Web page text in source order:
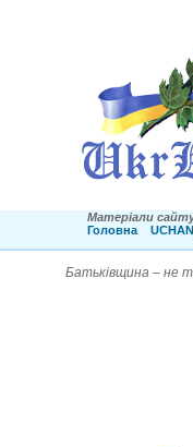
Матеріали
Головна
Батьківщина – не